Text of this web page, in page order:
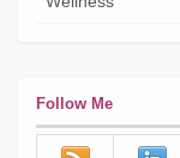
Follow Me